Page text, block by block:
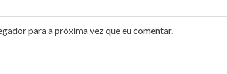
para a próxima vez que eu comentar.